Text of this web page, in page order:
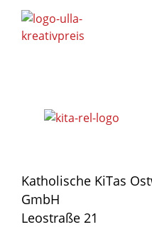
Katholische KiTas
GmbH
Leostraße 21